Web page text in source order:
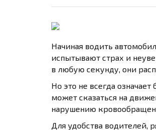
Начиная водить
испытывают страх и
в любую секунду, они
Но это не всегда
может сказаться на
нарушению
Для удобства водителей,